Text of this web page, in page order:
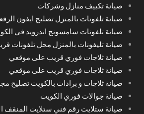
صيانة تكييف منازل وشركات
صيانة تلفونات بالمنزل تصليح ايفون
صيانة تلفونات سامسونج اندرويد في
صيانة تليفونات بالمنزل محل تلفونات
صيانة ثلاجات فوري قريب على موقعي
صيانة ثلاجات فوري قريب على موقعي
صيانة ثلاجات و برادات بالكويت تصليح
صيانة جوالات فوري الكويت
صيانة ستلايت رقم فني ستلايت المنقف